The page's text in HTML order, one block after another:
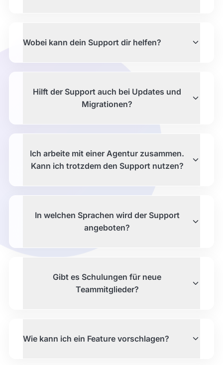
Wobei kann dein Support dir helfen?
Hilft der Support auch bei Updates und
Migrationen?
Ich arbeite mit einer Agentur zusammen.
Kann ich trotzdem den Support nutzen?
In welchen Sprachen wird der Support
angeboten?
Gibt es Schulungen für neue
Teammitglieder?
Wie kann ich ein Feature vorschlagen?